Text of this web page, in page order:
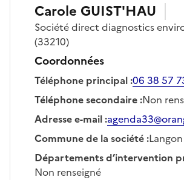
Carole GUIST'HAU
Sociétédirect diagnostics
(33210)
Coordonnées
Téléphone principal:06 38 57
Téléphone secondaire:Non
Adresse e-mail:
Commune de la société:Langon
Départements d’intervention
Non renseigné